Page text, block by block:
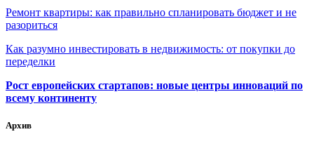
Ремонт квартиры: как правильно спланировать бюджет и не
разориться
Как разумно инвестировать в недвижимость: от покупки до
переделки
Рост европейских стартапов: новые центры инноваций по
всему континенту
Архив